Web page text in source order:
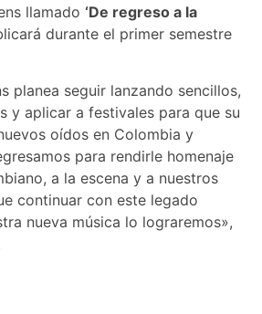
llamado ‘De regreso a la
durante el primer semestre
planea seguir lanzando sencillos,
y aplicar a festivales para que su
oídos en Colombia y
para rendirle homenaje
a la escena y a nuestros
continuar con este legado
nueva música lo lograremos»,